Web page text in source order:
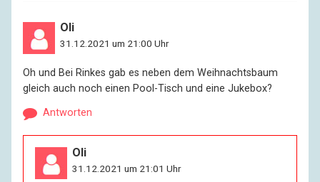
Oli
31.12.2021 um 21:00 Uhr
Oh und Bei Rinkes gab es neben dem Weihnachtsbaum
gleich auch noch einen Pool-Tisch und eine Jukebox?
Antworten
Oli
31.12.2021 um 21:01 Uhr